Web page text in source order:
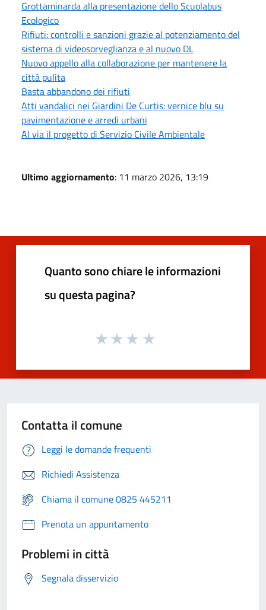
Grottaminarda alla presentazione dello Scuolabus
Ecologico
Rifiuti: controlli e sanzioni grazie al potenziamento del
sistema di videosorveglianza e al nuovo DL
Nuovo appello alla collaborazione per mantenere la
città pulita
Basta abbandono dei rifiuti
Atti vandalici nei Giardini De Curtis: vernice blu su
pavimentazione e arredi urbani
Al via il progetto di Servizio Civile Ambientale
Ultimo aggiornamento: 11 marzo 2026, 13:19
Quanto sono chiare le informazioni
su questa pagina?
Contatta il comune
Leggi le domande frequenti
Richiedi Assistenza
Chiama il comune 0825 445211
Prenota un appuntamento
Problemi in città
Segnala disservizio